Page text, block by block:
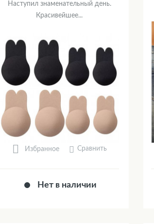
Наступил знаменательный день.
Красивейшее...
Избранное Сравнить
Нет в наличии